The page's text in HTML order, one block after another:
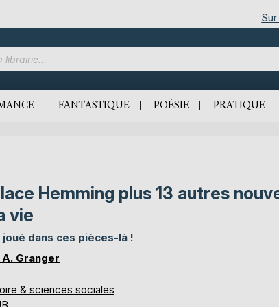
FANTASTIQUE POÉSIE PRATIQUE
Hemming plus 13 autres
vie
dans ces pièces-là !
A. Granger
& sciences sociales